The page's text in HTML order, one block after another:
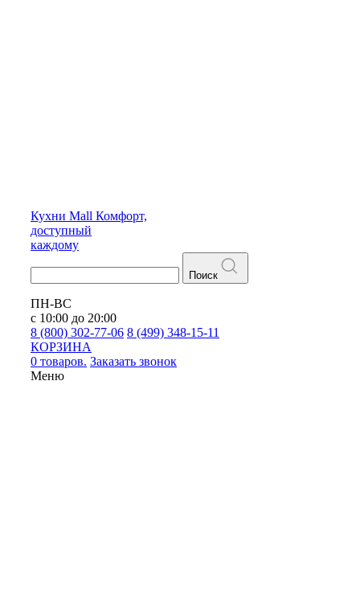
Кухни Mall Комфорт,
доступный
каждому
Поиск
ПН-ВС
с 10:00 до 20:00
8 (800) 302-77-06 8 (499) 348-15-11
КОРЗИНА
0 товаров. Заказать звонок
Меню